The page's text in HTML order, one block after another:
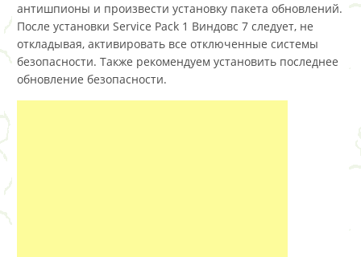
антишпионы и произвести установку пакета обновлений.
После установки Service Pack 1 Виндовс 7 следует, не
откладывая, активировать все отключенные системы
безопасности. Также рекомендуем установить последнее
обновление безопасности.